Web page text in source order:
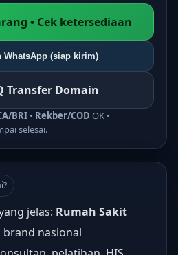
• Cek ketersediaan
WhatsApp (siap kirim)
Transfer Domain
BRI • Rekber/COD OK •
selesai.
jelas: Rumah Sakit
nasional